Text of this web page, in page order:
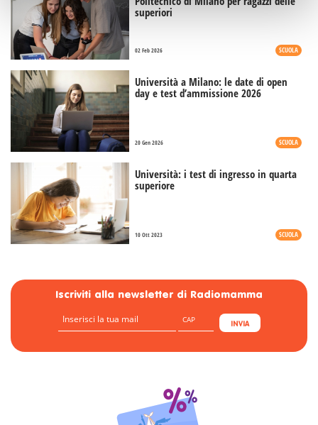
superiori
02 Feb 2026 SCUOLA
Università a Milano: le date di open
day e test d’ammissione 2026
20 Gen 2026 SCUOLA
Università: i test di ingresso in quarta
superiore
10 Ott 2023 SCUOLA
Iscriviti alla newsletter di Radiomamma
INVIA